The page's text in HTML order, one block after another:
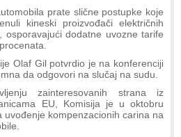
prate slične postupke koje
kineski proizvođači električnih
osporavajući dodatne uvozne tarife
Olaf Gil potvrdio je na konferenciji
da odgovori na slučaj na sudu.
zainteresovanih strana iz
EU, Komisija je u oktobru
uvođenje kompenzacionih carina na